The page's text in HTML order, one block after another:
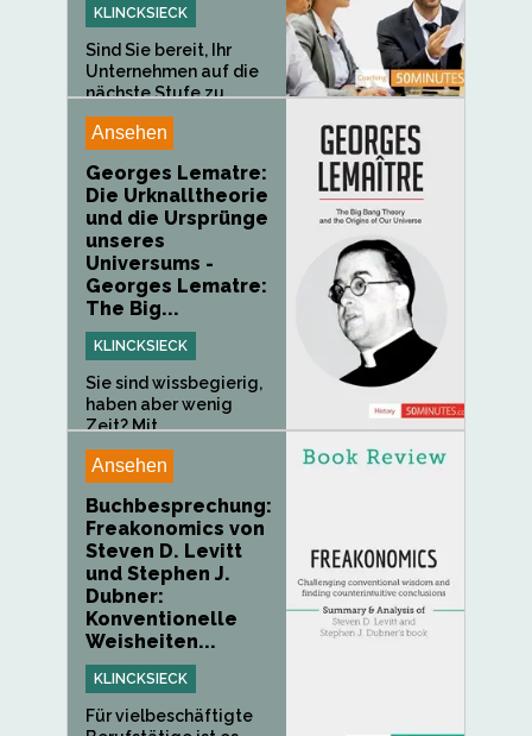
KLINCKSIECK
Sind Sie bereit, Ihr
Unternehmen auf die
nächste Stufe zu...
Ansehen
Georges Lematre:
Die Urknalltheorie
und die Ursprünge
unseres
Universums -
Georges Lematre:
The Big...
KLINCKSIECK
Sie sind wissbegierig,
haben aber wenig
Zeit? Mit...
Ansehen
Buchbesprechung:
Freakonomics von
Steven D. Levitt
und Stephen J.
Dubner:
Konventionelle
Weisheiten...
KLINCKSIECK
Für vielbeschäftigte